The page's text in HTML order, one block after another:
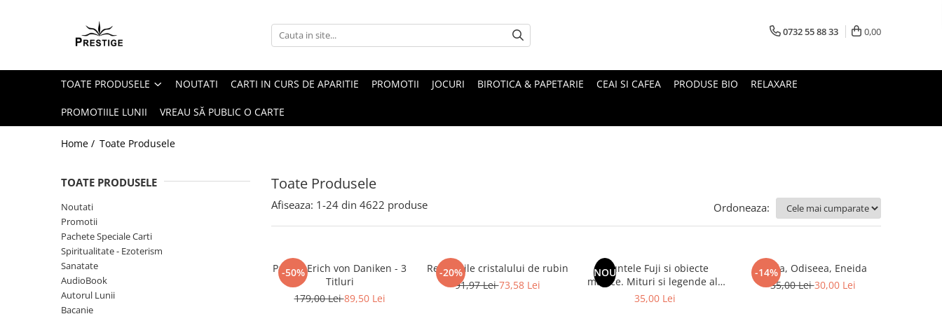
Toate Produsele
Pachete Speciale Carti
Spiritualitate - Ezoterism
AngelConnection
Chiromantie
Dezvoltare Spirituala
KidConnection
Minte Corp
New Illuminati Files
0732 55 88 33 0,00
TOATE PRODUSELE NOUTATI CARTI IN CURS DE APARITIE PROMOTII JOCURI BIROTICA & PAPETARIE CEAI SI CAFEA PRODUSE BIO RELAXARE
PROMOTIILE LUNII VREAU SĂ PUBLIC O CARTE
Home / Toate Produsele
Toate Produsele
TOATE PRODUSELE
Noutati
Promotii
Pachete Speciale Carti
Spiritualitate - Ezoterism
Sanatate
AudioBook
Autorul Lunii
Bacanie
Afiseaza: 1-24 din 4622 produse Ordoneaza:
-50%
Pachet Erich von Daniken - 3
Titluri
179,00 Lei89,50 Lei
-20%
Revelatiile cristalului de rubin
91,97 Lei73,58 Lei
NOU
Muntele Fuji si obiecte
magice. Mituri si legende ale
Japoniei
35,00 Lei
-14%
Iliada, Odiseea, Eneida
35,00 Lei30,00 Lei